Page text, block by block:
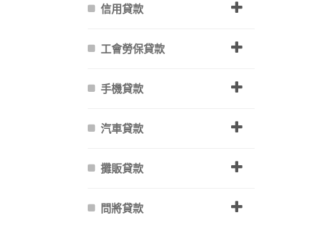
信用貸款
工會勞保貸款
手機貸款
汽車貸款
攤販貸款
問將貸款